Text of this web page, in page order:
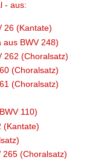
- aus:
26 (Kantate)
aus BWV 248)
262 (Choralsatz)
(Choralsatz)
(Choralsatz)
110)
(Kantate)
265 (Choralsatz)